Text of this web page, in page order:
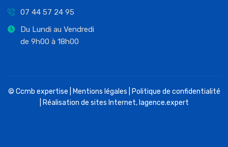
07 44 57 24 95
Du Lundi au Vendredi
de 9h00 à 18h00
© Ccmb expertise | Mentions légales
Politique de confidentialité
| Réalisation de sites Internet, lagence.expert